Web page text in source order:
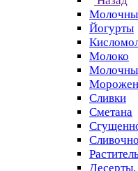
Йогурты
Молоко
Сливки
Сметана
Десерты,